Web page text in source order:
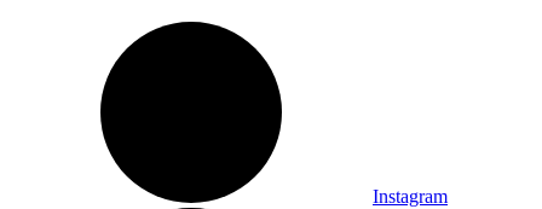
Instagram